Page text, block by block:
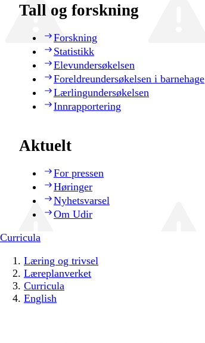
Tall og forskning
Forskning
Statistikk
Elevundersøkelsen
Foreldreundersøkelsen i barnehage
Lærlingundersøkelsen
Innrapportering
Aktuelt
For pressen
Høringer
Nyhetsvarsel
Om Udir
Curricula
Læring og trivsel
Læreplanverket
Curricula
English